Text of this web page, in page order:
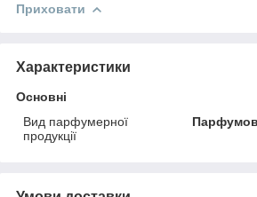
Приховати
Характеристики
Основні
Вид парфумерної
продукції